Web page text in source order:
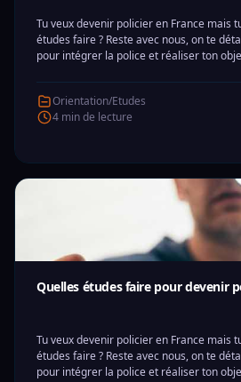
Tu veux devenir policier en France mais
études faire ? Reste avec nous, on te
pour intégrer la police et réaliser ton
Orientation/Etudes
4 min de lecture
Quelles études faire pour devenir
Tu veux devenir policier en France mais
études faire ? Reste avec nous, on te
pour intégrer la police et réaliser ton